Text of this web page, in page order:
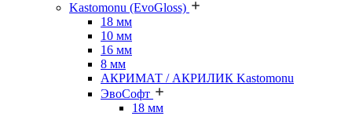
Kastomonu (EvoGloss)
18 мм
10 мм
16 мм
8 мм
АКРИМАТ / АКРИЛИК Kastomonu
ЭвоСофт
18 мм